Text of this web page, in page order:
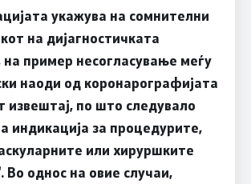
укажува на сомнителни
на дијагностичката
на пример несогласување меѓу
наоди од коронарографијата
извештај, по што следувало
индикација за процедурите,
или хируршките
Во однос на овие случаи,